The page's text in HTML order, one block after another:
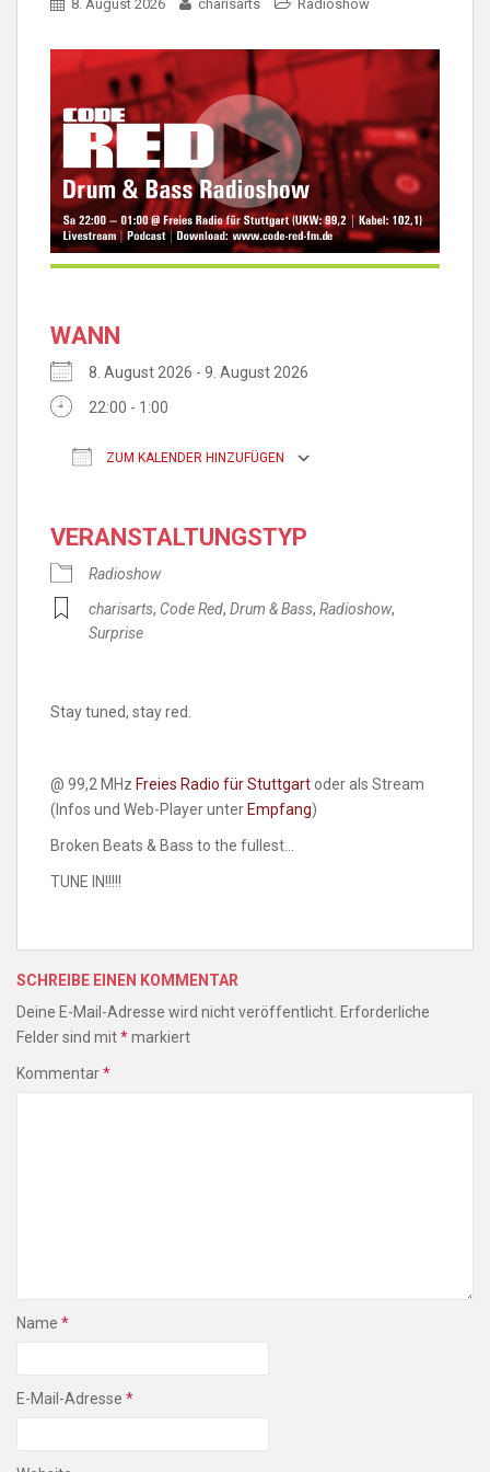
8. August 2026 charisarts Radioshow
WANN
8. August 2026 - 9. August 2026
22:00 - 1:00
ZUM KALENDER HINZUFÜGEN
VERANSTALTUNGSTYP
Radioshow
charisarts, Code Red, Drum & Bass, Radioshow,
Surprise
Stay tuned, stay red.
@ 99,2 MHz Freies Radio für Stuttgart oder als Stream
(Infos und Web-Player unter Empfang)
Broken Beats & Bass to the fullest…
TUNE IN!!!!!
SCHREIBE EINEN KOMMENTAR
Deine E-Mail-Adresse wird nicht veröffentlicht. Erforderliche
Felder sind mit*markiert
Kommentar*
Name *
E-Mail-Adresse *